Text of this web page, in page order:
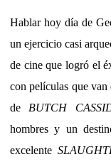
Hablar hoy día de
un ejercicio casi
de cine que logró el
con películas que van
de BUTCH
hombres y un
excelente